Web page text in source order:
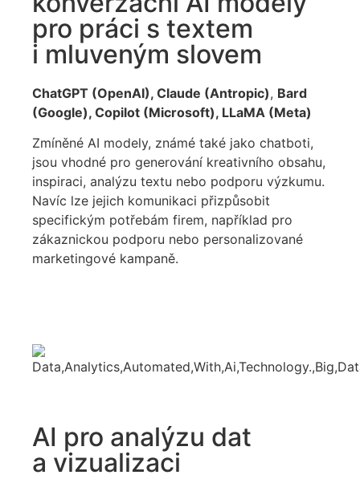
pro práci s textem
i mluveným slovem
ChatGPT (OpenAI), Claude (Antropic), Bard
(Google), Copilot (Microsoft), LLaMA (Meta)
Zmíněné AI modely, známé také jako chatboti,
jsou vhodné pro generování kreativního obsahu,
inspiraci, analýzu textu nebo podporu výzkumu.
Navíc lze jejich komunikaci přizpůsobit
specifickým potřebám firem, například pro
zákaznickou podporu nebo personalizované
marketingové kampaně.
AI pro analýzu dat
a vizualizaci